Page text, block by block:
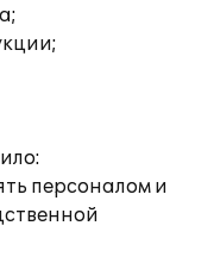
персоналом и